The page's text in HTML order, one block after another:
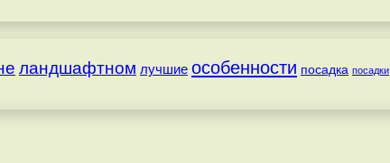
ландшафтном лучшие особенности посадка посадки